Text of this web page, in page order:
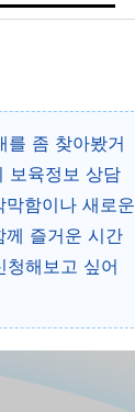
를 좀 찾아봤거
보육정보 상담
함이나 새로운
께 즐거운 시간
해보고 싶어